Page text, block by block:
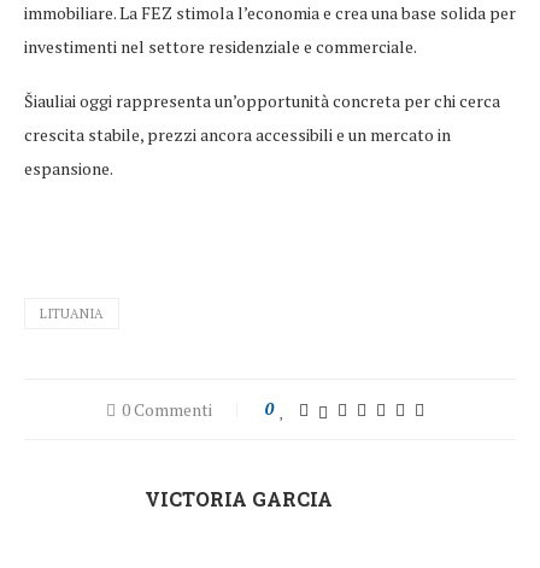
immobiliare. La FEZ stimola l’economia e crea una base solida per
investimenti nel settore residenziale e commerciale.
Šiauliai oggi rappresenta un’opportunità concreta per chi cerca
crescita stabile, prezzi ancora accessibili e un mercato in
espansione.
LITUANIA
0 Commenti 0
VICTORIA GARCIA